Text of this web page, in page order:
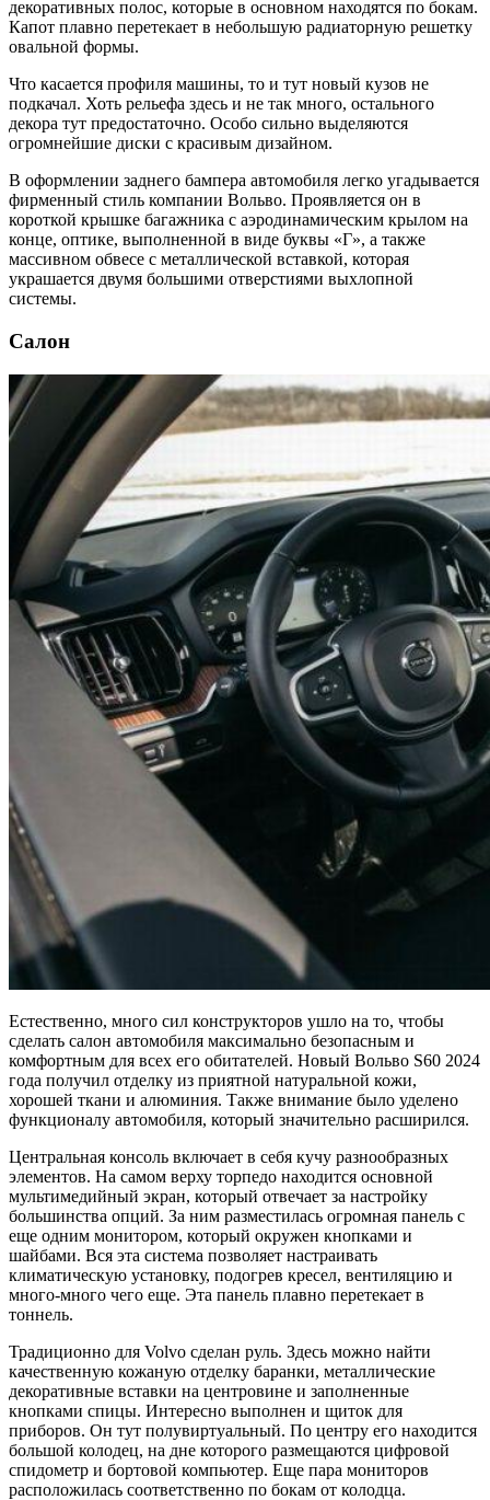
декоративных полос, которые в основном находятся по бокам.
Капот плавно перетекает в небольшую радиаторную решетку
овальной формы.
Что касается профиля машины, то и тут новый кузов не
подкачал. Хоть рельефа здесь и не так много, остального
декора тут предостаточно. Особо сильно выделяются
огромнейшие диски с красивым дизайном.
В оформлении заднего бампера автомобиля легко угадывается
фирменный стиль компании Вольво. Проявляется он в
короткой крышке багажника с аэродинамическим крылом на
конце, оптике, выполненной в виде буквы «Г», а также
массивном обвесе с металлической вставкой, которая
украшается двумя большими отверстиями выхлопной
системы.
Салон
Естественно, много сил конструкторов ушло на то, чтобы
сделать салон автомобиля максимально безопасным и
комфортным для всех его обитателей. Новый Вольво S60 2024
года получил отделку из приятной натуральной кожи,
хорошей ткани и алюминия. Также внимание было уделено
функционалу автомобиля, который значительно расширился.
Центральная консоль включает в себя кучу разнообразных
элементов. На самом верху торпедо находится основной
мультимедийный экран, который отвечает за настройку
большинства опций. За ним разместилась огромная панель с
еще одним монитором, который окружен кнопками и
шайбами. Вся эта система позволяет настраивать
климатическую установку, подогрев кресел, вентиляцию и
много-много чего еще. Эта панель плавно перетекает в
тоннель.
Традиционно для Volvo сделан руль. Здесь можно найти
качественную кожаную отделку баранки, металлические
декоративные вставки на центровине и заполненные
кнопками спицы. Интересно выполнен и щиток для
приборов. Он тут полувиртуальный. По центру его находится
большой колодец, на дне которого размещаются цифровой
спидометр и бортовой компьютер. Еще пара мониторов
расположилась соответственно по бокам от колодца.